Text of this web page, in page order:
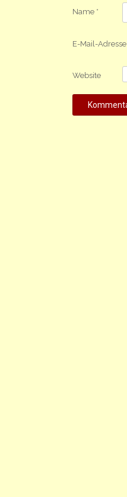
Name *
E-Mail-Adresse
Website